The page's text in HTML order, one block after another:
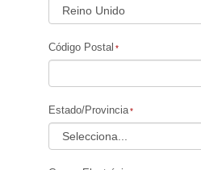
Código Postal
Estado/Provincia